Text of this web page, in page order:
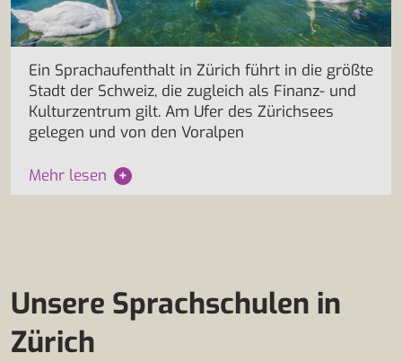
Ein Sprachaufenthalt in Zürich führt in die größte
Stadt der Schweiz, die zugleich als Finanz- und
Kulturzentrum gilt. Am Ufer des Zürichsees
gelegen und von den Voralpen
Mehr lesen +
Unsere Sprachschulen in
Zürich